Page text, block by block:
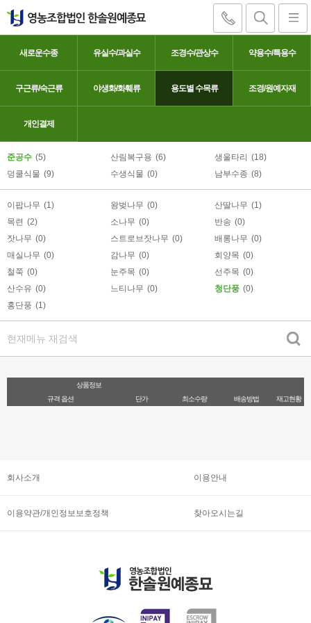
새로운수종 유실수/과실수 조경수/관상수 약용수/특용수
구근류/숙근류 야생화/화훼류 용도별 수목류 조경/원예자재
개인결제
준공수 (5) 산림복구용 (6) 생울타리
(18)
덩쿨식물 (9) 수생식물 (0) 남부수종 (8)
이팝나무 (1) 왕벚나무 (0) 산딸나무 (1)
목련 (2) 소나무 (0) 반송 (0)
잣나무 (0) 스트로브잣나무 (0) 배롱나무 (0)
매실나무 (0) 감나무 (0) 회양목 (0)
철쭉 (0) 눈주목 (0) 선주목 (0)
산수유 (0) 느티나무 (0) 청단풍 (0)
홍단풍 (1)
상품정보
규격 옵션
단가 최소수량 배송방법 재고현황
회사소개 이용안내
이용약관/개인정보보호정책 찾아오시는길